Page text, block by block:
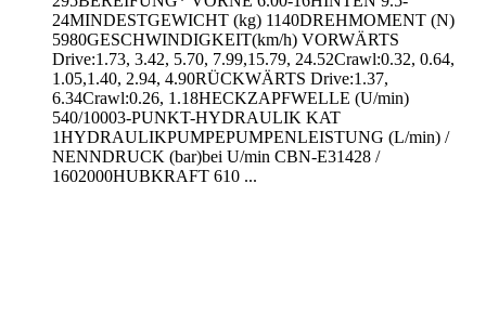
24MINDESTGEWICHT (kg) 1140DREHMOMENT (N)
5980GESCHWINDIGKEIT(km/h) VORWÄRTS
Drive:1.73, 3.42, 5.70, 7.99,15.79, 24.52Crawl:0.32, 0.64,
1.05,1.40, 2.94, 4.90RÜCKWÄRTS Drive:1.37,
6.34Crawl:0.26, 1.18HECKZAPFWELLE (U/min)
540/10003-PUNKT-HYDRAULIK KAT
1HYDRAULIKPUMPEPUMPENLEISTUNG (L/min) /
NENNDRUCK (bar)bei U/min CBN-E31428 /
1602000HUBKRAFT 610 ...